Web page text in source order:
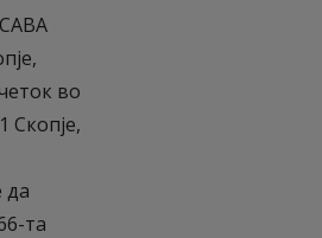
во
Скопје,
да
та